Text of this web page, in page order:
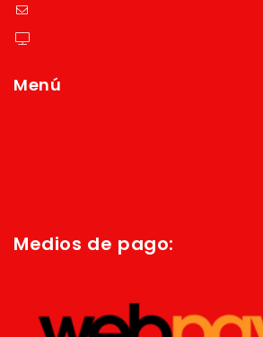
Menú
Medios de pago: